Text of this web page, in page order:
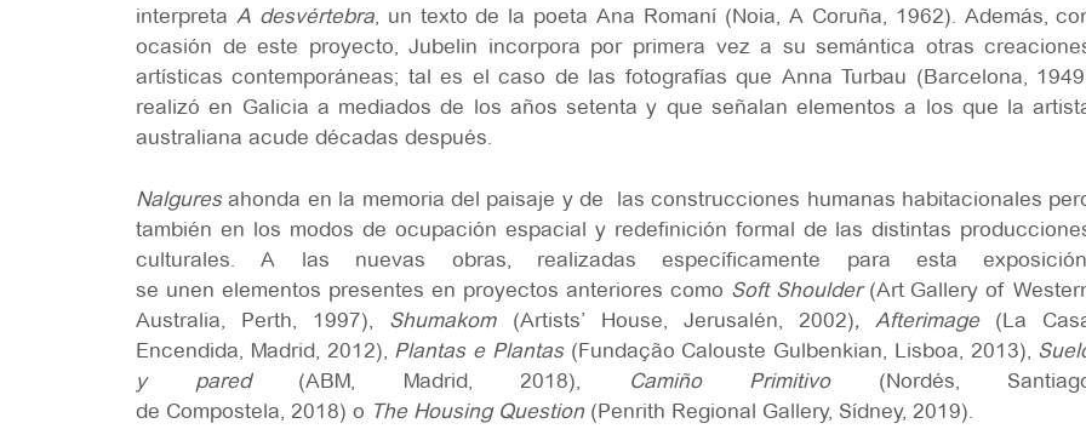
interpreta A desvértebra, un texto de la poeta Ana Romaní (Noia, A Coruña, 1962). Además,
ocasión de este proyecto, Jubelin incorpora por primera vez a su semántica otras
artísticas contemporáneas; tal es el caso de las fotografías que Anna Turbau (Barcelona,
realizó en Galicia a mediados de los años setenta y que señalan elementos a los que la
australiana acude décadas después.
Nalguresahonda en la memoria del paisaje y de las construcciones humanas habitacionales
también en los modos de ocupación espacial y redefinición formal de las distintas
culturales. A las nuevas obras, realizadas específicamente para esta exposición,
se unen elementos presentes en proyectos anteriores como Soft Shoulder (Art Gallery of
Australia, Perth, 1997),
Shumakom (Artists’ House, Jerusalén, 2002), Afterimage (La
Encendida, Madrid, 2012), Plantas e Plantas (Fundação Calouste Gulbenkian, Lisboa, 2013),
y pared (ABM, Madrid, 2018), Camiño Primitivo (Nordés,
de Compostela, 2018) o The Housing Question (Penrith Regional Gallery, Sídney, 2019).